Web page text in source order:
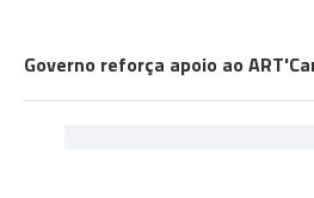
Governo reforça apoio ao